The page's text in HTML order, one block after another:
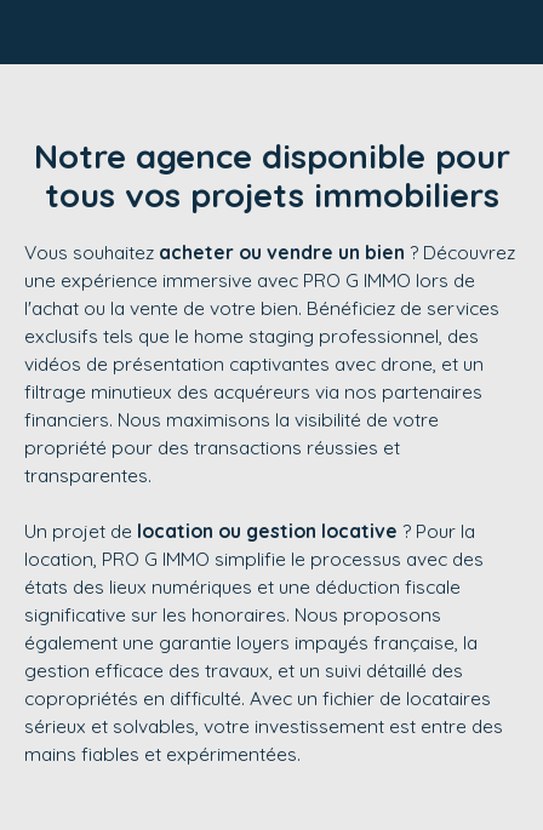
Notre agence disponible pour
tous vos projets immobiliers
Vous souhaitez acheter ou vendre un bien ? Découvrez
une expérience immersive avec PRO G IMMO lors de
l'achat ou la vente de votre bien. Bénéficiez de services
exclusifs tels que le home staging professionnel, des
vidéos de présentation captivantes avec drone, et un
filtrage minutieux des acquéreurs via nos partenaires
financiers. Nous maximisons la visibilité de votre
propriété pour des transactions réussies et
transparentes.
Un projet de location ou gestion locative ? Pour la
location, PRO G IMMO simplifie le processus avec des
états des lieux numériques et une déduction fiscale
significative sur les honoraires. Nous proposons
également une garantie loyers impayés française, la
gestion efficace des travaux, et un suivi détaillé des
copropriétés en difficulté. Avec un fichier de locataires
sérieux et solvables, votre investissement est entre des
mains fiables et expérimentées.